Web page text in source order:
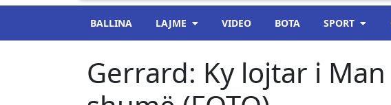
BALLINA LAJME VIDEO BOTA SPORT
Gerrard: Ky lojtar i